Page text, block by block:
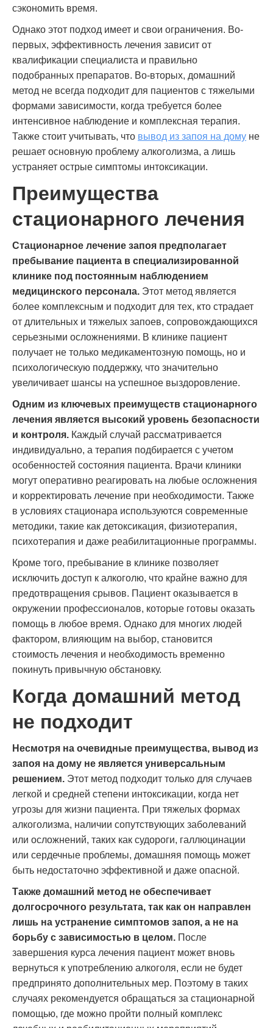
сэкономить время.
Однако этот подход имеет и свои ограничения. Во-
первых, эффективность лечения зависит от
квалификации специалиста и правильно
подобранных препаратов. Во-вторых, домашний
метод не всегда подходит для пациентов с тяжелыми
формами зависимости, когда требуется более
интенсивное наблюдение и комплексная терапия.
Также стоит учитывать, что вывод из запоя на дому не
решает основную проблему алкоголизма, а лишь
устраняет острые симптомы интоксикации.
Преимущества
стационарного лечения
Стационарное лечение запоя предполагает
пребывание пациента в специализированной
клинике под постоянным наблюдением
медицинского персонала. Этот метод является
более комплексным и подходит для тех, кто страдает
от длительных и тяжелых запоев, сопровождающихся
серьезными осложнениями. В клинике пациент
получает не только медикаментозную помощь, но и
психологическую поддержку, что значительно
увеличивает шансы на успешное выздоровление.
Одним из ключевых преимуществ стационарного
лечения является высокий уровень безопасности
и контроля. Каждый случай рассматривается
индивидуально, а терапия подбирается с учетом
особенностей состояния пациента. Врачи клиники
могут оперативно реагировать на любые осложнения
и корректировать лечение при необходимости. Также
в условиях стационара используются современные
методики, такие как детоксикация, физиотерапия,
психотерапия и даже реабилитационные программы.
Кроме того, пребывание в клинике позволяет
исключить доступ к алкоголю, что крайне важно для
предотвращения срывов. Пациент оказывается в
окружении профессионалов, которые готовы оказать
помощь в любое время. Однако для многих людей
фактором, влияющим на выбор, становится
стоимость лечения и необходимость временно
покинуть привычную обстановку.
Когда домашний метод
не подходит
Несмотря на очевидные преимущества, вывод из
запоя на дому не является универсальным
решением. Этот метод подходит только для случаев
легкой и средней степени интоксикации, когда нет
угрозы для жизни пациента. При тяжелых формах
алкоголизма, наличии сопутствующих заболеваний
или осложнений, таких как судороги, галлюцинации
или сердечные проблемы, домашняя помощь может
быть недостаточно эффективной и даже опасной.
Также домашний метод не обеспечивает
долгосрочного результата, так как он направлен
лишь на устранение симптомов запоя, а не на
борьбу с зависимостью в целом. После
завершения курса лечения пациент может вновь
вернуться к употреблению алкоголя, если не будет
предпринято дополнительных мер. Поэтому в таких
случаях рекомендуется обращаться за стационарной
помощью, где можно пройти полный комплекс